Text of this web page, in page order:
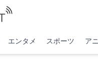
エンタメ スポーツ ア